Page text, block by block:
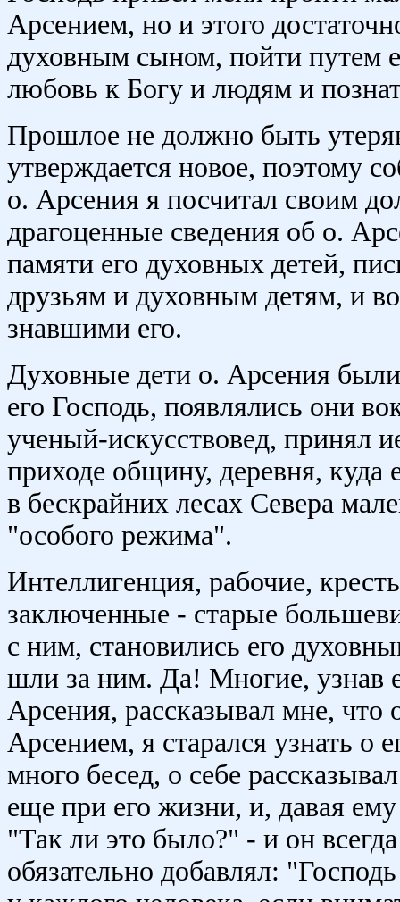
Арсением, но и этого
духовным сыном, пойти путем
любовь к Богу и людям и
Прошлое не должно быть
утверждается новое, поэтому
о. Арсения я посчитал своим
драгоценные сведения об о.
памяти его духовных детей,
друзьям и духовным детям, и
знавшими его.
Духовные дети о. Арсения
его Господь, появлялись они
ученый-искусствовед, принял
приходе общину, деревня, куда
в бескрайних лесах Севера
"особого режима".
Интеллигенция, рабочие,
заключенные - старые
с ним, становились его
шли за ним. Да! Многие, узнав
Арсения, рассказывал мне, что
Арсением, я старался узнать о
много бесед, о себе
еще при его жизни, и, давая
"Так ли это было?" - и он
обязательно добавлял: